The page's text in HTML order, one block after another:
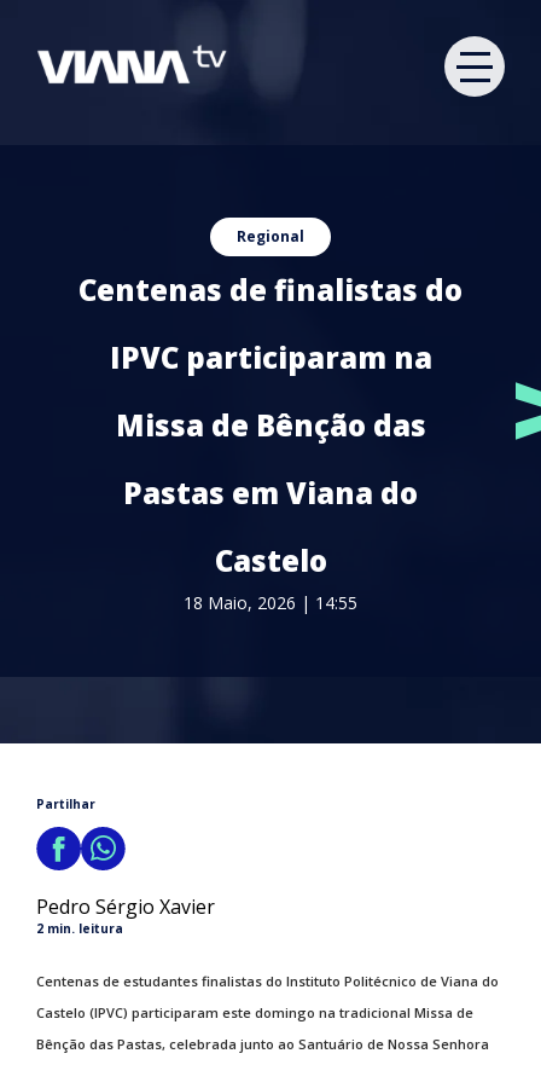
Regional
Centenas de finalistas do
IPVC participaram na
Missa de Bênção das
Pastas em Viana do
Castelo
18 Maio, 2026 | 14:55
Partilhar
Pedro Sérgio Xavier
2 min. leitura
Centenas de estudantes finalistas do Instituto Politécnico de Viana do
Castelo (IPVC) participaram este domingo na tradicional Missa de
Bênção das Pastas, celebrada junto ao Santuário de Nossa Senhora